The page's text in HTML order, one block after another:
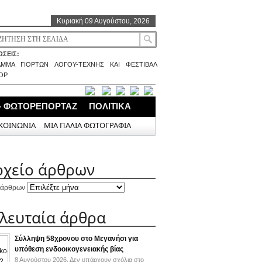
Κυριακή 09 Αυγούστου, 2026
ΓΙΟΡΤΩΝ ΛΟΓΟΥ-ΤΕΧΝΗΣ ΚΑΙ ΦΕΣΤΙΒΑΛ
ΦΩΤΟΡΕΠΟΡΤΑΖ ΠΟΛΙΤΙΚΑ
ΜΙΑ ΠΑΛΙΑ ΦΩΤΟΓΡΑΦΙΑ
άρθρων
άρθρων
άρθρα
Σύλληψη 58χρονου στο Μεγανήσι για
υπόθεση ενδοοικογενειακής βίας
8 Αυγούστου 2026, Δεν υπάρχουν σχόλια στο